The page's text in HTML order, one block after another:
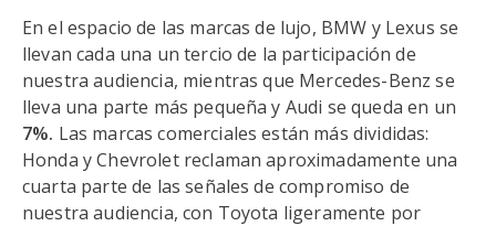
En el espacio de las marcas de lujo, BMW y Lexus se
llevan cada una un tercio de la participación de
nuestra audiencia, mientras que Mercedes-Benz se
lleva una parte más pequeña y Audi se queda en un
7%. Las marcas comerciales están más divididas:
Honda y Chevrolet reclaman aproximadamente una
cuarta parte de las señales de compromiso de
nuestra audiencia, con Toyota ligeramente por